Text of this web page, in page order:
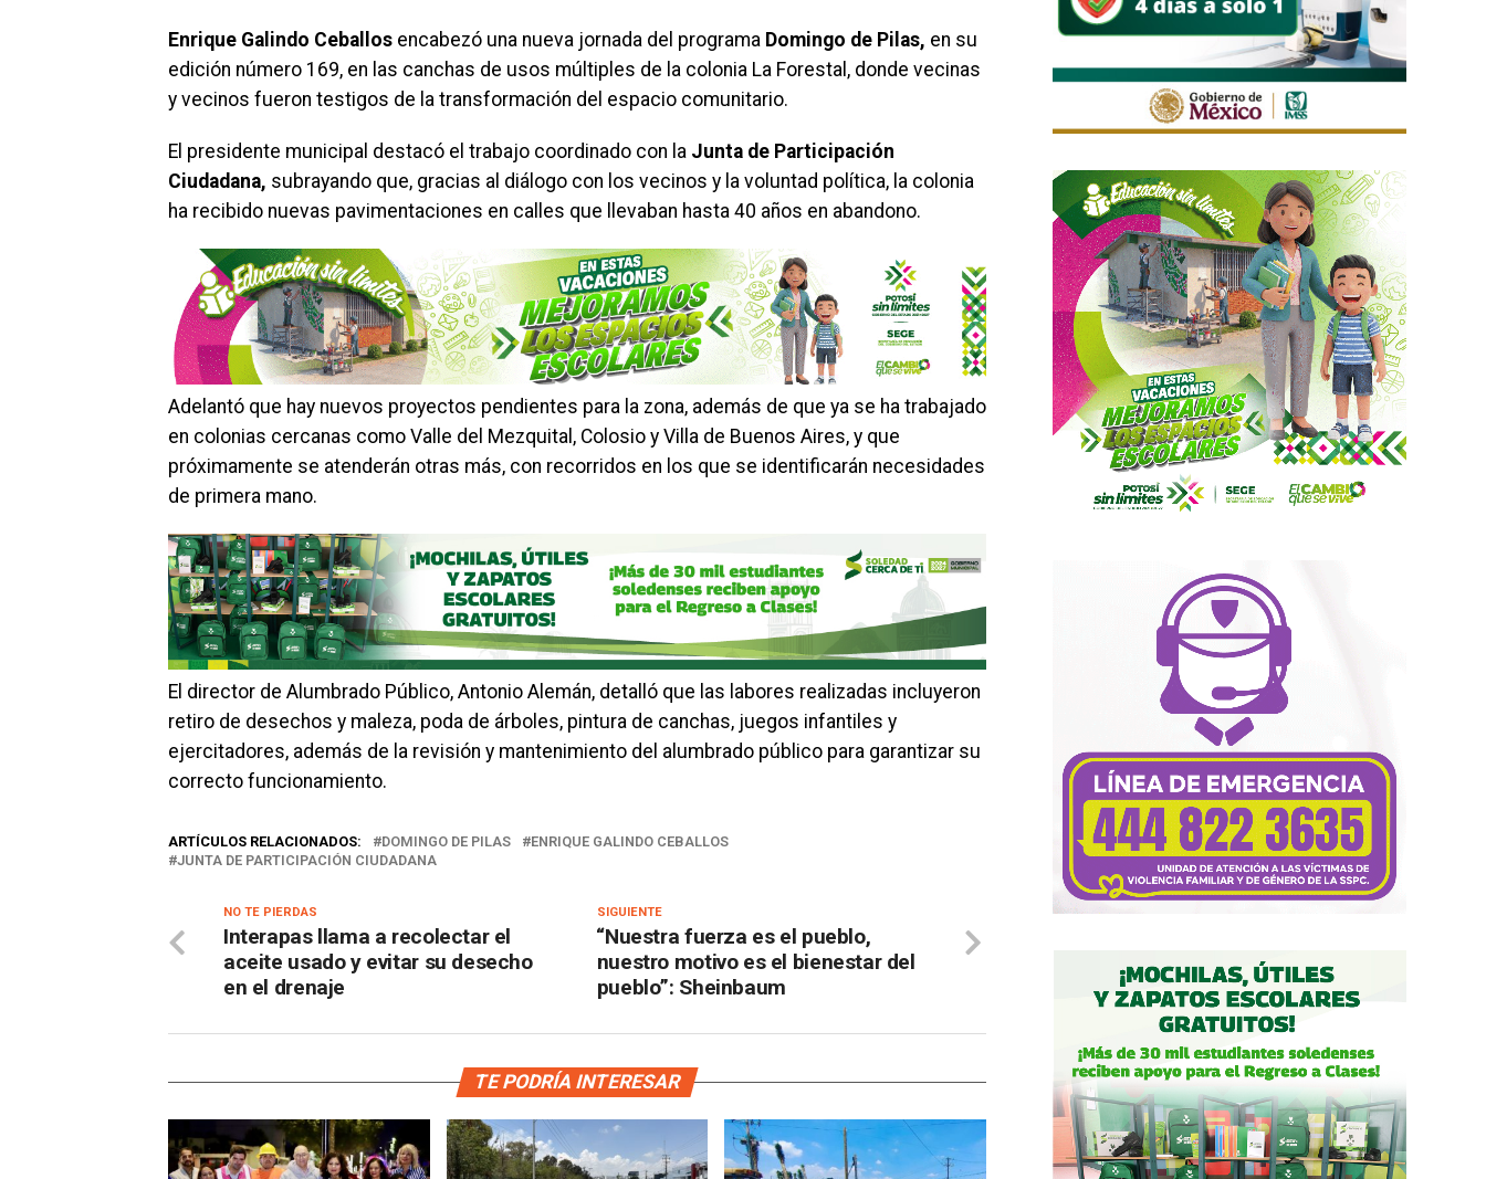
Enrique Galindo Ceballos encabezó una nueva jornada del programa Domingo de Pilas, en su
edición número 169, en las canchas de usos múltiples de la colonia La Forestal, donde vecinas
y vecinos fueron testigos de la transformación del espacio comunitario.
El presidente municipal destacó el trabajo coordinado con la Junta de Participación
Ciudadana, subrayando que, gracias al diálogo con los vecinos y la voluntad política, la colonia
ha recibido nuevas pavimentaciones en calles que llevaban hasta 40 años en abandono.
Adelantó que hay nuevos proyectos pendientes para la zona, además de que ya se ha trabajado
en colonias cercanas como Valle del Mezquital, Colosio y Villa de Buenos Aires, y que
próximamente se atenderán otras más, con recorridos en los que se identificarán necesidades
de primera mano.
El director de Alumbrado Público, Antonio Alemán, detalló que las labores realizadas incluyeron
retiro de desechos y maleza, poda de árboles, pintura de canchas, juegos infantiles y
ejercitadores, además de la revisión y mantenimiento del alumbrado público para garantizar su
correcto funcionamiento.
ARTÍCULOS RELACIONADOS: DOMINGO DE PILAS
ENRIQUE GALINDO CEBALLOS
JUNTA DE PARTICIPACIÓN CIUDADANA
SIGUIENTE
⁠“Nuestra fuerza es el pueblo,
nuestro motivo es el bienestar del
pueblo”: Sheinbaum
NO TE PIERDAS
Interapas llama a recolectar el
aceite usado y evitar su desecho
en el drenaje
TE PODRÍA INTERESAR